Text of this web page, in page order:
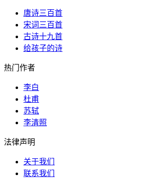
唐诗三百首
宋词三百首
古诗十九首
给孩子的诗
热门作者
李白
杜甫
苏轼
李清照
法律声明
关于我们
联系我们